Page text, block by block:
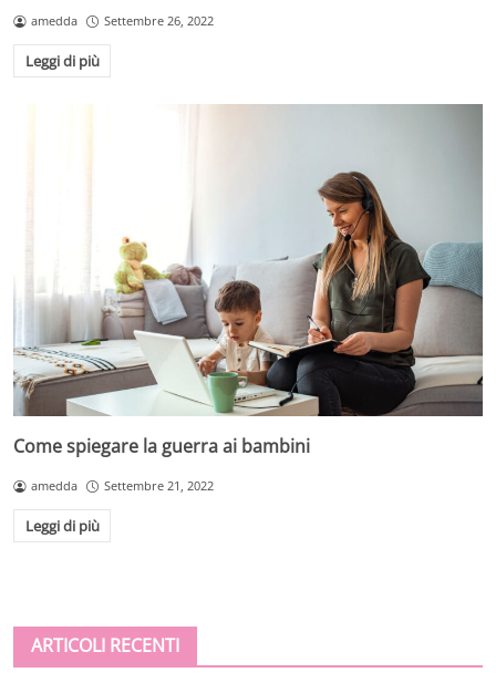
amedda Settembre 26, 2022
Leggi di più
Come spiegare la guerra ai bambini
amedda Settembre 21, 2022
Leggi di più
ARTICOLI RECENTI